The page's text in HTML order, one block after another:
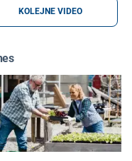
KOLEJNE VIDEO